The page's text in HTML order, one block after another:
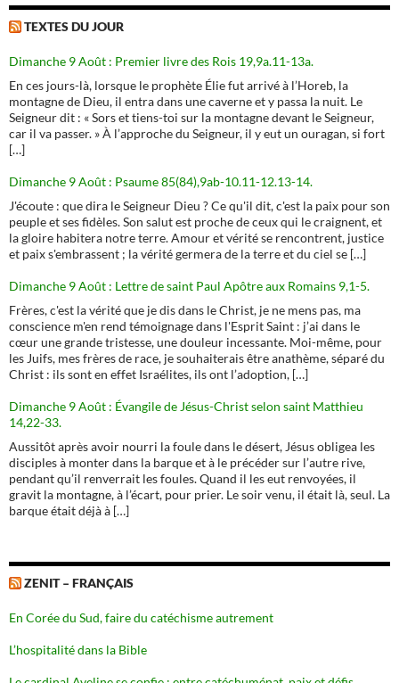
TEXTES DU JOUR
Dimanche 9 Août : Premier livre des Rois 19,9a.11-13a.
En ces jours-là, lorsque le prophète Élie fut arrivé à l’Horeb, la
montagne de Dieu, il entra dans une caverne et y passa la nuit. Le
Seigneur dit : « Sors et tiens-toi sur la montagne devant le Seigneur,
car il va passer. » À l’approche du Seigneur, il y eut un ouragan, si fort
[…]
Dimanche 9 Août : Psaume 85(84),9ab-10.11-12.13-14.
J'écoute : que dira le Seigneur Dieu ? Ce qu'il dit, c'est la paix pour son
peuple et ses fidèles. Son salut est proche de ceux qui le craignent, et
la gloire habitera notre terre. Amour et vérité se rencontrent, justice
et paix s'embrassent ; la vérité germera de la terre et du ciel se […]
Dimanche 9 Août : Lettre de saint Paul Apôtre aux Romains 9,1-5.
Frères, c'est la vérité que je dis dans le Christ, je ne mens pas, ma
conscience m'en rend témoignage dans l'Esprit Saint : j’ai dans le
cœur une grande tristesse, une douleur incessante. Moi-même, pour
les Juifs, mes frères de race, je souhaiterais être anathème, séparé du
Christ : ils sont en effet Israélites, ils ont l’adoption, […]
Dimanche 9 Août : Évangile de Jésus-Christ selon saint Matthieu
14,22-33.
Aussitôt après avoir nourri la foule dans le désert, Jésus obligea les
disciples à monter dans la barque et à le précéder sur l’autre rive,
pendant qu’il renverrait les foules. Quand il les eut renvoyées, il
gravit la montagne, à l’écart, pour prier. Le soir venu, il était là, seul. La
barque était déjà à […]
ZENIT – FRANÇAIS
En Corée du Sud, faire du catéchisme autrement
L’hospitalité dans la Bible